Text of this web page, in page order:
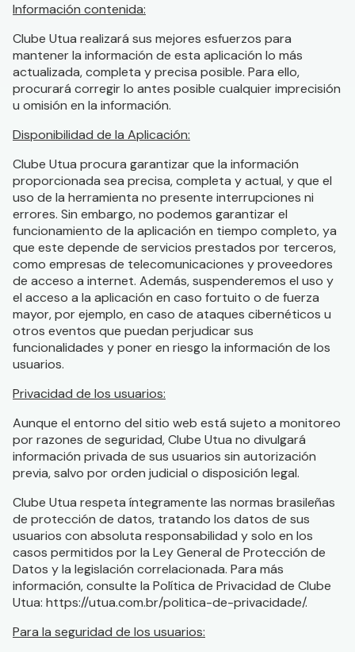
Información contenida:
Clube Utua realizará sus mejores esfuerzos para
mantener la información de esta aplicación lo más
actualizada, completa y precisa posible. Para ello,
procurará corregir lo antes posible cualquier imprecisión
u omisión en la información.
Disponibilidad de la Aplicación:
Clube Utua procura garantizar que la información
proporcionada sea precisa, completa y actual, y que el
uso de la herramienta no presente interrupciones ni
errores. Sin embargo, no podemos garantizar el
funcionamiento de la aplicación en tiempo completo, ya
que este depende de servicios prestados por terceros,
como empresas de telecomunicaciones y proveedores
de acceso a internet. Además, suspenderemos el uso y
el acceso a la aplicación en caso fortuito o de fuerza
mayor, por ejemplo, en caso de ataques cibernéticos u
otros eventos que puedan perjudicar sus
funcionalidades y poner en riesgo la información de los
usuarios.
Privacidad de los usuarios:
Aunque el entorno del sitio web está sujeto a monitoreo
por razones de seguridad, Clube Utua no divulgará
información privada de sus usuarios sin autorización
previa, salvo por orden judicial o disposición legal.
Clube Utua respeta íntegramente las normas brasileñas
de protección de datos, tratando los datos de sus
usuarios con absoluta responsabilidad y solo en los
casos permitidos por la Ley General de Protección de
Datos y la legislación correlacionada. Para más
información, consulte la Política de Privacidad de Clube
Utua: https://utua.com.br/politica-de-privacidade/.
Para la seguridad de los usuarios: